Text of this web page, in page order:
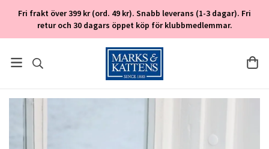
Fri frakt över 399 kr (ord. 49 kr). Snabb leverans (1-3 dagar). Fri
retur och 30 dagars öppet köp för klubbmedlemmar.